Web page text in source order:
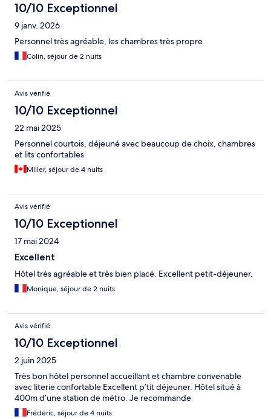
10/10 Exceptionnel
9 janv. 2026
Personnel très agréable, les chambres très propre
Colin, séjour de 2 nuits
Avis vérifié
10/10 Exceptionnel
22 mai 2025
Personnel courtois, déjeuné avec beaucoup de choix, chambres
et lits confortables
Miller, séjour de 4 nuits
Avis vérifié
10/10 Exceptionnel
17 mai 2024
Excellent
Hôtel très agréable et très bien placé. Excellent petit-déjeuner.
Monique, séjour de 2 nuits
Avis vérifié
10/10 Exceptionnel
2 juin 2025
Très bon hôtel personnel accueillant et chambre convenable
avec literie confortable Excellent p’tit déjeuner. Hôtel situé à
400m d’une station de métro. Je recommande
Frédéric, séjour de 4 nuits